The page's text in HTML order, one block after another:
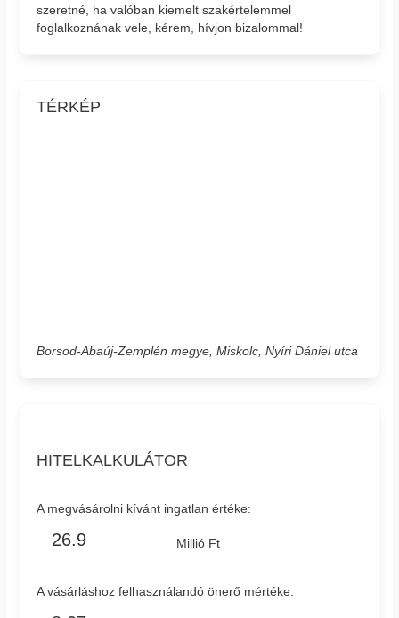
szeretné, ha valóban kiemelt szakértelemmel
foglalkoznának vele, kérem, hívjon bizalommal!
TÉRKÉP
Borsod-Abaúj-Zemplén megye, Miskolc, Nyíri Dániel utca
HITELKALKULÁTOR
A megvásárolni kívánt ingatlan értéke:
Millió Ft
A vásárláshoz felhasználandó önerő mértéke: